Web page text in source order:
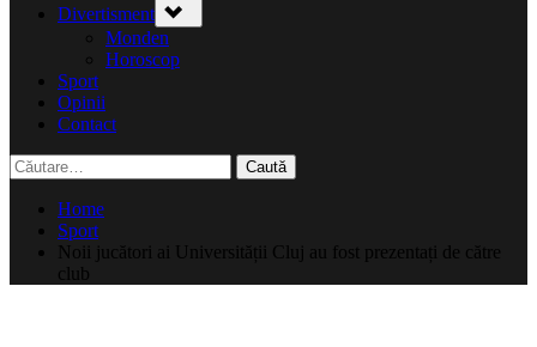
Divertisment sub-
menu
Monden
Horoscop
Sport
Opinii
Contact
Caută
după:
Home
Sport
Noii jucători ai Universității Cluj au fost prezentați de către
club